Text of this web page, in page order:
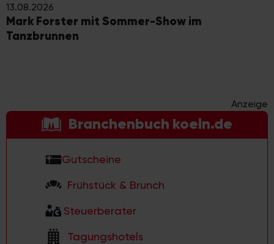
13.08.2026
Mark Forster mit Sommer-Show im
Tanzbrunnen
Anzeige
Branchenbuch koeln.de
Gutscheine
Frühstück & Brunch
Steuerberater
Tagungshotels